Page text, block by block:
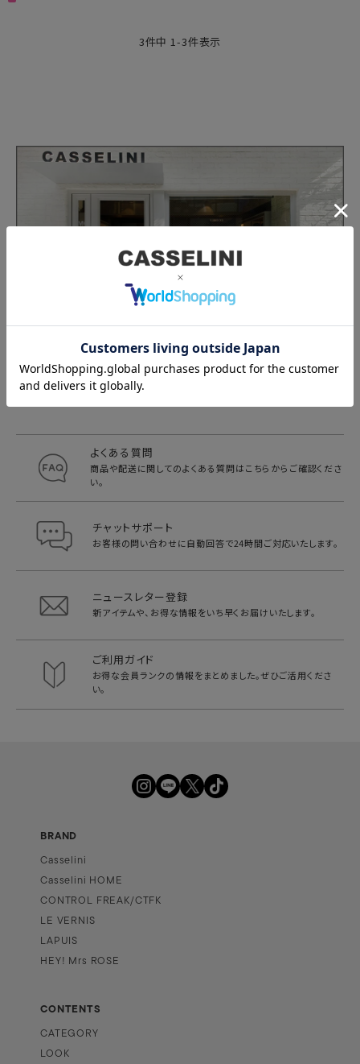
3件中 1 -3件表示
よくある質問
商品や配送に関してのよくある質問はこちらからご確認くださ
い。
チャットサポート
お客様の問い合わせに自動回答で24時間ご対応いたします。
ニュースレター登録
新アイテムや、お得な情報をいち早く お届けいたします。
ご利用ガイド
お得な会員ランクの情報をまとめました。ぜひご活用くださ
い。
BRAND
Casselini
Casselini HOME
CONTROL FREAK/CTFK
LE VERNIS
LAPUIS
HEY! Mrs ROSE
CONTENTS
CATEGORY
LOOK